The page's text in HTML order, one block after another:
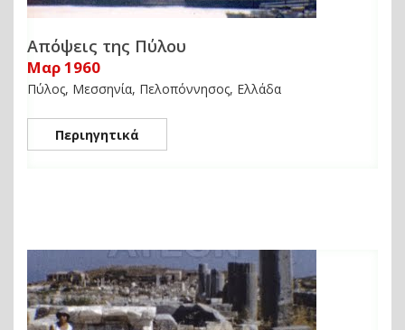
Απόψεις της Πύλου
Μαρ 1960
Πύλος, Μεσσηνία, Πελοπόννησος, Ελλάδα
Περιηγητικά